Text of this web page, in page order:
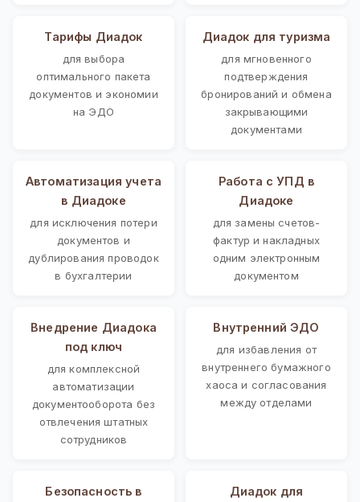
Тарифы Диадок
для выбора
оптимального пакета
документов и экономии
на ЭДО
Диадок для туризма
для мгновенного
подтверждения
бронирований и обмена
закрывающими
документами
Автоматизация учета
в Диадоке
для исключения потери
документов и
дублирования проводок
в бухгалтерии
Работа с УПД в
Диадоке
для замены счетов-
фактур и накладных
одним электронным
документом
Внедрение Диадока
под ключ
для комплексной
автоматизации
документооборота без
отвлечения штатных
сотрудников
Внутренний ЭДО
для избавления от
внутреннего бумажного
хаоса и согласования
между отделами
Безопасность в
Диадок для